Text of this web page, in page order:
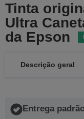
Tinta
Ultra
da Epson
Descrição geral
Entrega